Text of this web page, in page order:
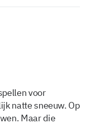
voor
natte sneeuw. Op
Maar die